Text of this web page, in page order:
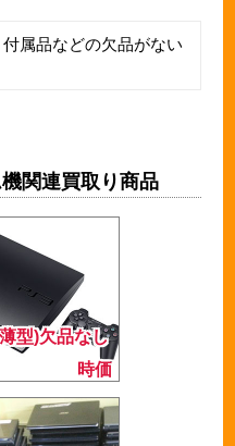
属品などの欠品がない
関連買取り商品
型)欠品なし
時価